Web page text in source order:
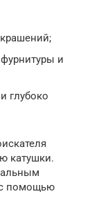
и
глубоко
катушки.
с помощью